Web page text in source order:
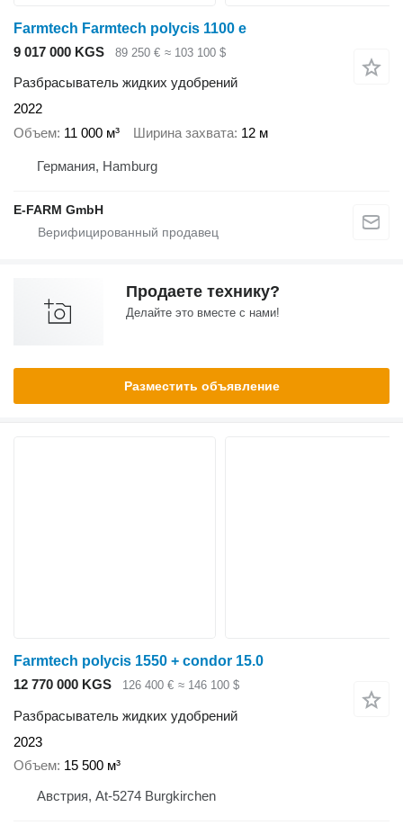
Farmtech Farmtech polycis 1100 e
9 017 000 KGS
89 250 € ≈ 103 100 $
Разбрасыватель жидких удобрений
2022
Объем 11 000 м³ Ширина захвата 12 м
Германия, Hamburg
E-FARM GmbH
Продаете технику?
Делайте это вместе с нами!
Разместить объявление
Farmtech polycis 1550 + condor 15.0
12 770 000 KGS
126 400 € ≈ 146 100 $
Разбрасыватель жидких удобрений
2023
Объем 15 500 м³
Австрия, At-5274 Burgkirchen